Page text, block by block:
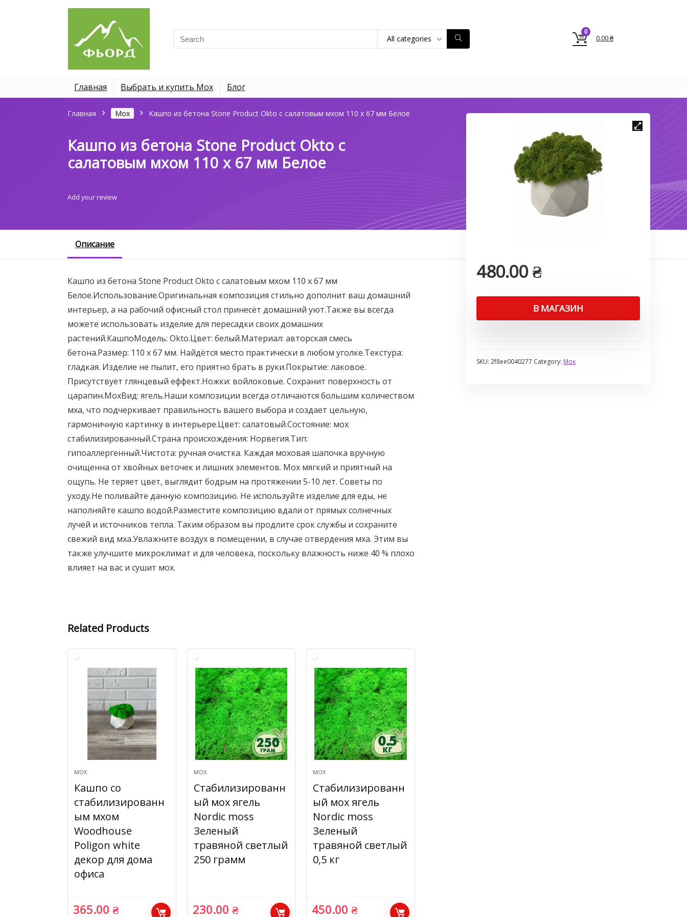
Search
for:
All categories
0
0.00₴
Главная Выбрать и купить Мох Блог
Главная Мох Кашпо из бетона Stone Product Okto с салатовым мхом 110 х 67 мм Белое
Кашпо из бетона Stone Product Okto с
салатовым мхом 110 х 67 мм Белое
480.00₴
В МАГАЗИН
SKU: 2f8ee0040277 Category: Мох
Add your review
Описание
Кашпо из бетона Stone Product Okto с салатовым мхом 110 х 67 мм
Белое.Использование.Оригинальная композиция стильно дополнит ваш домашний
интерьер, а на рабочий офисный стол принесёт домашний уют.Также вы всегда
можете использовать изделие для пересадки своих домашних
растений.КашпоМодель: Okto.Цвет: белый.Материал: авторская смесь
бетона.Размер: 110 х 67 мм. Найдётся место практически в любом уголке.Текстура:
гладкая. Изделие не пылит, его приятно брать в руки.Покрытие: лаковое.
Присутствует глянцевый еффект.Ножки: войлоковые. Сохранит поверхность от
царапин.МохВид: ягель.Наши композиции всегда отличаются большим количеством
мха, что подчеркивает правильность вашего выбора и создает цельную,
гармоничную картинку в интерьере.Цвет: салатовый.Состояние: мох
стабилизированный.Страна происхождения: Норвегия.Тип:
гипоаллергенный.Чистота: ручная очистка. Каждая моховая шапочка вручную
очищенна от хвойных веточек и лишних элементов. Мох мягкий и приятный на
ощупь. Не теряет цвет, выглядит бодрым на протяжении 5-10 лет. Советы по
уходу.Не поливайте данную композицию. Не используйте изделие для еды, не
наполняйте кашпо водой.Разместите композицию вдали от прямых солнечных
лучей и источников тепла. Таким образом вы продлите срок службы и сохраните
свежий вид мха.Увлажните воздух в помещении, в случае отвердения мха. Этим вы
также улучшите микроклимат и для человека, поскольку влажность ниже 40 % плохо
влияет на вас и сушит мох.
Related Products
МОХ
Кашпо со
стабилизированн
ым мхом
Woodhouse
Poligon white
декор для дома
офиса
365.00₴
МОХ
Стабилизированн
ый мох ягель
Nordic moss
Зеленый
травяной светлый
250 грамм
230.00 ₴
МОХ
Стабилизированн
ый мох ягель
Nordic moss
Зеленый
травяной светлый
0,5 кг
450.00₴